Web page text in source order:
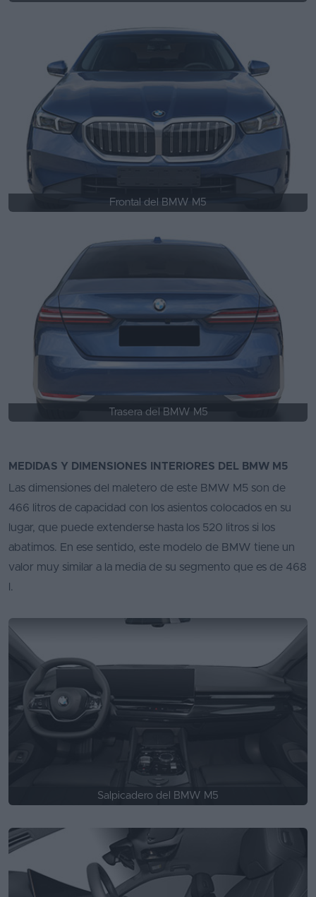
Frontal del BMW M5
Trasera del BMW M5
MEDIDAS Y DIMENSIONES INTERIORES DEL BMW M5
Las dimensiones del maletero de este BMW M5 son de
466 litros de capacidad con los asientos colocados en su
lugar, que puede extenderse hasta los 520 litros si los
abatimos. En ese sentido, este modelo de BMW tiene un
valor muy similar a la media de su segmento que es de 468
l.
Salpicadero del BMW M5